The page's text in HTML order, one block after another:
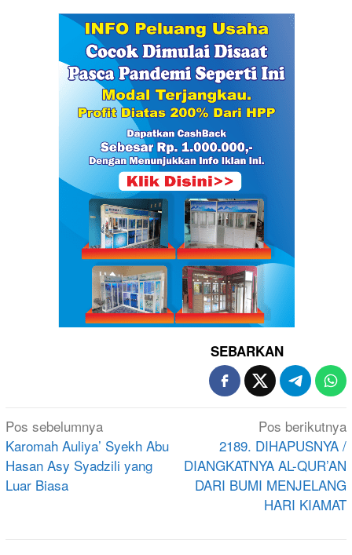
SEBARKAN
Navigasi
pos
Pos sebelumnya
Karomah Auliya’ Syekh Abu
Hasan Asy Syadzili yang
Luar Biasa
Pos berikutnya
2189. DIHAPUSNYA /
DIANGKATNYA AL-QUR’AN
DARI BUMI MENJELANG
HARI KIAMAT